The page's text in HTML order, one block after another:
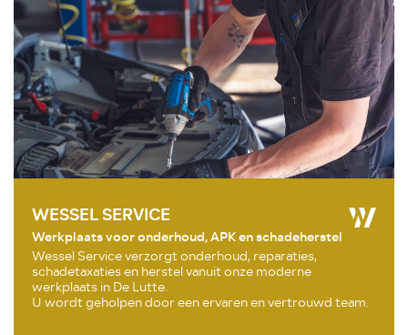
WESSEL SERVICE
Werkplaats voor onderhoud, APK en schadeherstel
Wessel Service verzorgt onderhoud, reparaties,
schadetaxaties en herstel vanuit onze moderne
werkplaats in De Lutte.
U wordt geholpen door een ervaren en vertrouwd team.